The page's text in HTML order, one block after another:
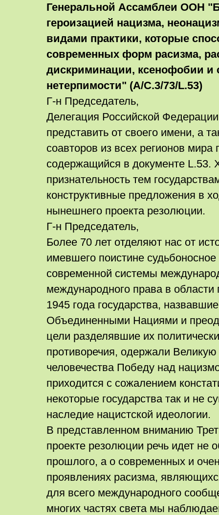
Генеральной Ассамблеи ООН
героизацией нацизма,
видами практики, которые
современных форм расизма,
дискриминации, ксенофобии и
нетерпимости" (A/C.3/73/L.53)
Г-н Председатель,
Делегация Российской
представить от своего имени, а
соавторов из всех регионов мира
содержащийся в документе L.53.
признательность тем
конструктивные предложения в
нынешнего проекта резолюции.
Г-н Председатель,
Более 70 лет отделяют нас от
имевшего поистине
современной системы
международного права в
1945 года государства,
Объединенными Нациями и
цели разделявшие их
противоречия, одержали
человечества Победу над
приходится с сожалением
некоторые государства так и не
наследие нацистской идеологии.
В представленном вниманию
проекте резолюции речь идет не
прошлого, а о современных и
проявлениях расизма,
для всего международного
многих частях света мы